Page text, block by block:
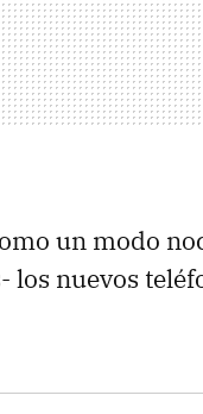
un modo
los nuevos